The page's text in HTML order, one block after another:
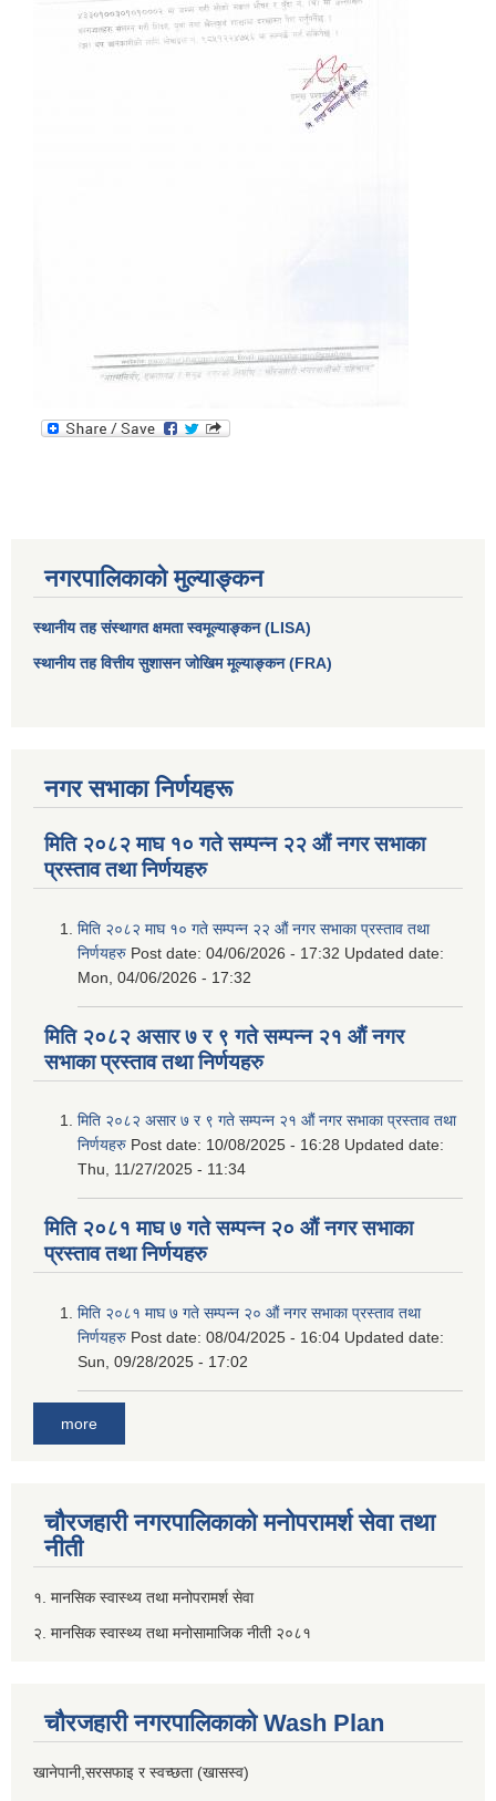
नगरपालिकाको मुल्याङ्कन
स्थानीय तह संस्थागत क्षमता स्वमूल्याङ्कन (LISA)
स्थानीय तह वित्तीय सुशासन जोखिम मूल्याङ्कन (FRA)
नगर सभाका निर्णयहरू
मिति २०८२ माघ १० गते सम्पन्न २२ औं नगर सभाका
प्रस्ताव तथा निर्णयहरु
मिति २०८२ माघ १० गते सम्पन्न २२ औं नगर सभाका प्रस्ताव तथा
निर्णयहरु Post date: 04/06/2026 - 17:32 Updated date:
Mon, 04/06/2026 - 17:32
मिति २०८२ असार ७ र ९ गते सम्पन्न २१ औं नगर
सभाका प्रस्ताव तथा निर्णयहरु
मिति २०८२ असार ७ र ९ गते सम्पन्न २१ औं नगर सभाका प्रस्ताव तथा
निर्णयहरु Post date: 10/08/2025 - 16:28 Updated date:
Thu, 11/27/2025 - 11:34
मिति २०८१ माघ ७ गते सम्पन्न २० औं नगर सभाका
प्रस्ताव तथा निर्णयहरु
मिति २०८१ माघ ७ गते सम्पन्न २० औं नगर सभाका प्रस्ताव तथा
निर्णयहरु Post date: 08/04/2025 - 16:04 Updated date:
Sun, 09/28/2025 - 17:02
more
चौरजहारी नगरपालिकाको मनोपरामर्श सेवा तथा
नीती
१. मानसिक स्वास्थ्य तथा मनोपरामर्श सेवा
२. मानसिक स्वास्थ्य तथा मनोसामाजिक नीती २०८१
चौरजहारी नगरपालिकाको Wash Plan
खानेपानी,सरसफाइ र स्वच्छता (खासस्व)